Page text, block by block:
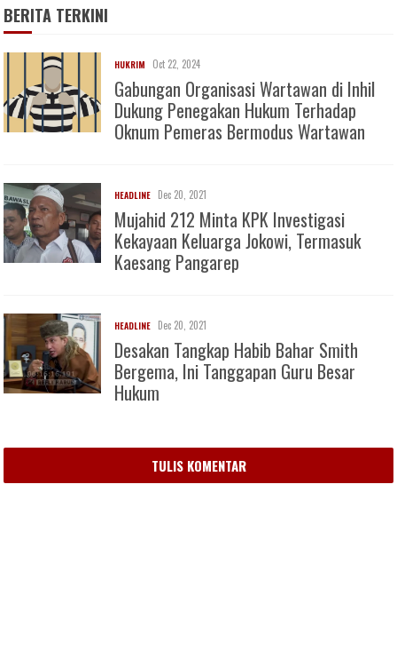
BERITA TERKINI
HUKRIM Oct 22, 2024
Gabungan Organisasi Wartawan di Inhil
Dukung Penegakan Hukum Terhadap
Oknum Pemeras Bermodus Wartawan
HEADLINE Dec 20, 2021
Mujahid 212 Minta KPK Investigasi
Kekayaan Keluarga Jokowi, Termasuk
Kaesang Pangarep
HEADLINE Dec 20, 2021
Desakan Tangkap Habib Bahar Smith
Bergema, Ini Tanggapan Guru Besar
Hukum
TULIS KOMENTAR